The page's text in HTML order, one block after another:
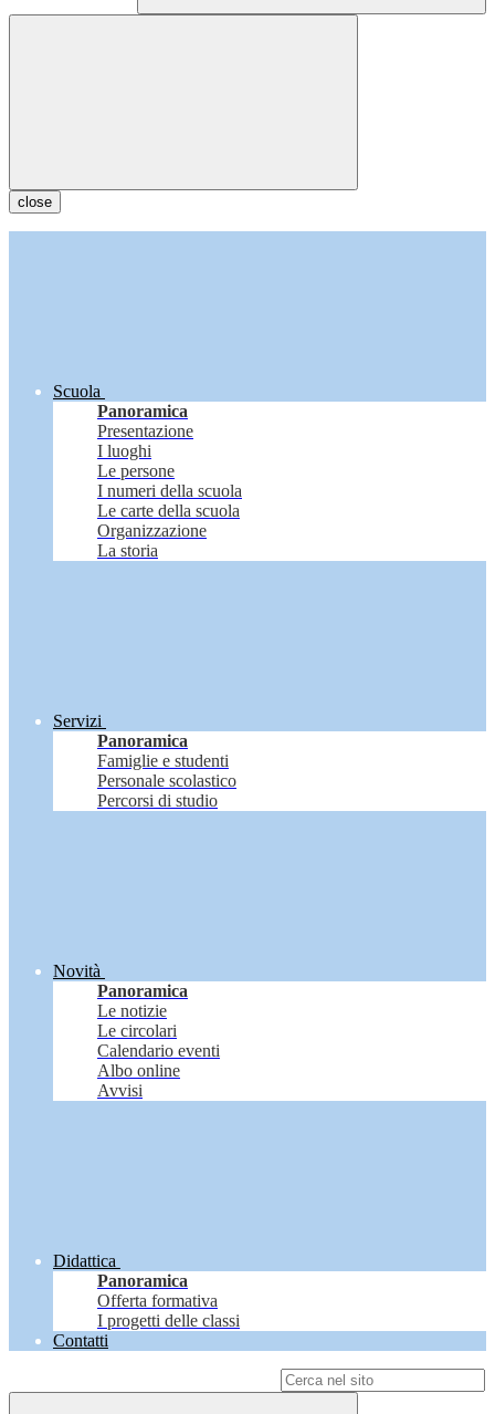
close
Scuola
Panoramica
Presentazione
I luoghi
Le persone
I numeri della scuola
Le carte della scuola
Organizzazione
La storia
Servizi
Panoramica
Famiglie e studenti
Personale scolastico
Percorsi di studio
Novità
Panoramica
Le notizie
Le circolari
Calendario eventi
Albo online
Avvisi
Didattica
Panoramica
Offerta formativa
I progetti delle classi
Contatti